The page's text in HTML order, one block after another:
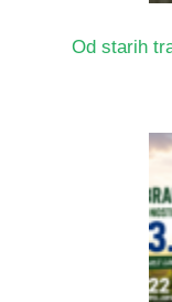
Od starih